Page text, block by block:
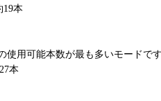
本
使用可能本数が最も多いモードで
本